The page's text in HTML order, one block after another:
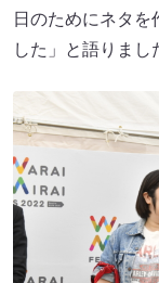
日のためにネタ
した」と語りまし